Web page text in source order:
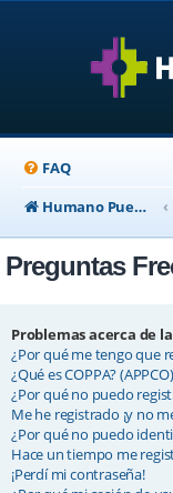
FAQ
Humano Puente Empresas
Preguntas
Problemas acerca de
¿Por qué me tengo que
¿Qué es COPPA? (APPCO)
¿Por qué no puedo
Me he registrado ¡y no
¿Por qué no puedo
Hace un tiempo me
¡Perdí mi contraseña!